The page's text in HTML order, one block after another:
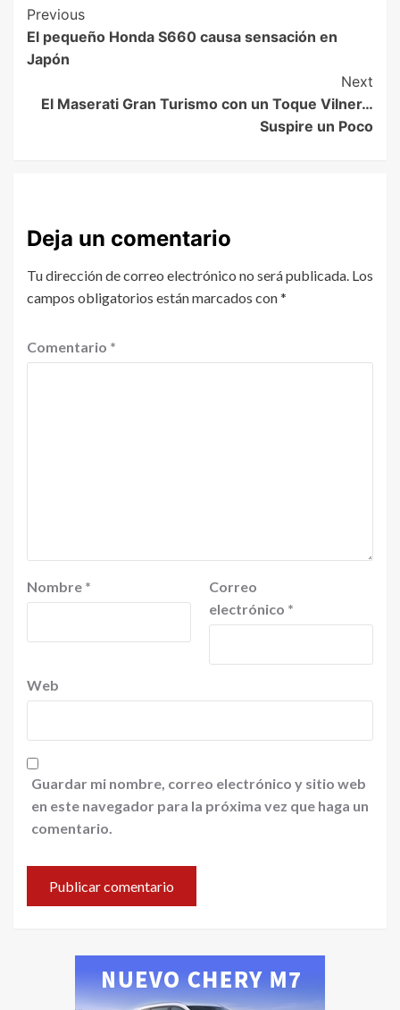
Previous
El pequeño Honda S660 causa sensación en
Japón
Next
El Maserati Gran Turismo con un Toque Vilner…
Suspire un Poco
Deja un comentario
Tu dirección de correo electrónico no será publicada. Los
campos obligatorios están marcados con*
Comentario *
Nombre *
Correo
electrónico *
Web
Guardar mi nombre, correo electrónico y sitio web
en este navegador para la próxima vez que haga un
comentario.